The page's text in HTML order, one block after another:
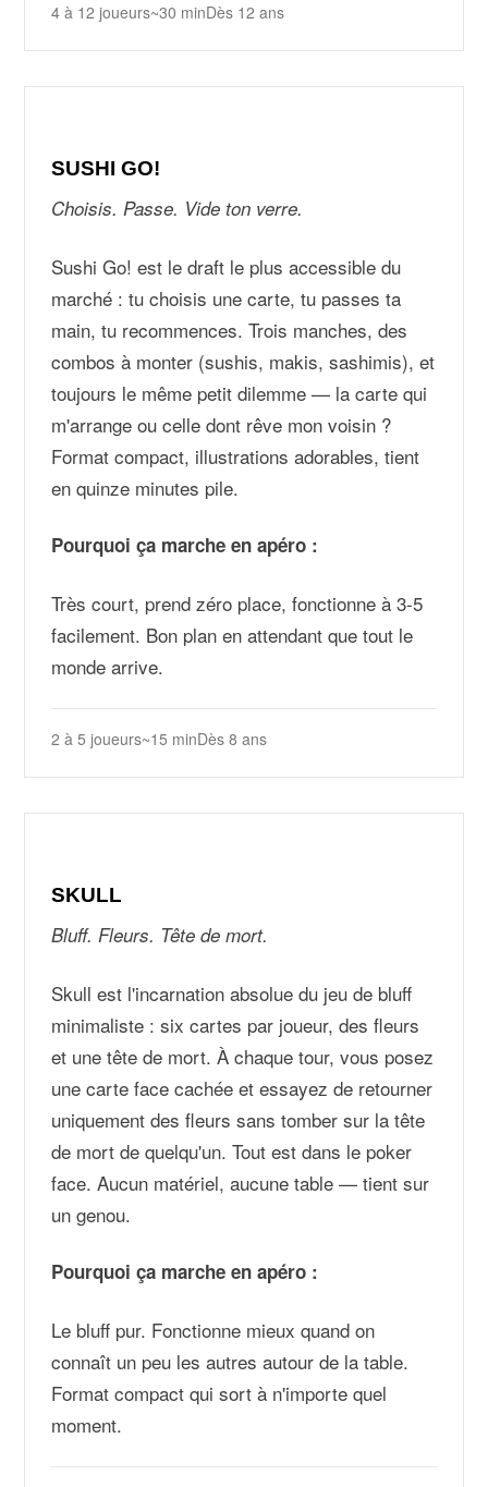
4 à 12 joueurs~30 minDès 12 ans
SUSHI GO!
Choisis. Passe. Vide ton verre.
Sushi Go! est le draft le plus accessible du
marché : tu choisis une carte, tu passes ta
main, tu recommences. Trois manches, des
combos à monter (sushis, makis, sashimis), et
toujours le même petit dilemme — la carte qui
m'arrange ou celle dont rêve mon voisin ?
Format compact, illustrations adorables, tient
en quinze minutes pile.
Pourquoi ça marche en apéro :
Très court, prend zéro place, fonctionne à 3-5
facilement. Bon plan en attendant que tout le
monde arrive.
2 à 5 joueurs~15 minDès 8 ans
SKULL
Bluff. Fleurs. Tête de mort.
Skull est l'incarnation absolue du jeu de bluff
minimaliste : six cartes par joueur, des fleurs
et une tête de mort. À chaque tour, vous posez
une carte face cachée et essayez de retourner
uniquement des fleurs sans tomber sur la tête
de mort de quelqu'un. Tout est dans le poker
face. Aucun matériel, aucune table — tient sur
un genou.
Pourquoi ça marche en apéro :
Le bluff pur. Fonctionne mieux quand on
connaît un peu les autres autour de la table.
Format compact qui sort à n'importe quel
moment.